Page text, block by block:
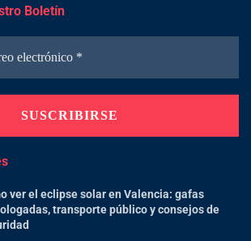
Boletín
ver el eclipse solar en Valencia: gafas
transporte público y consejos de